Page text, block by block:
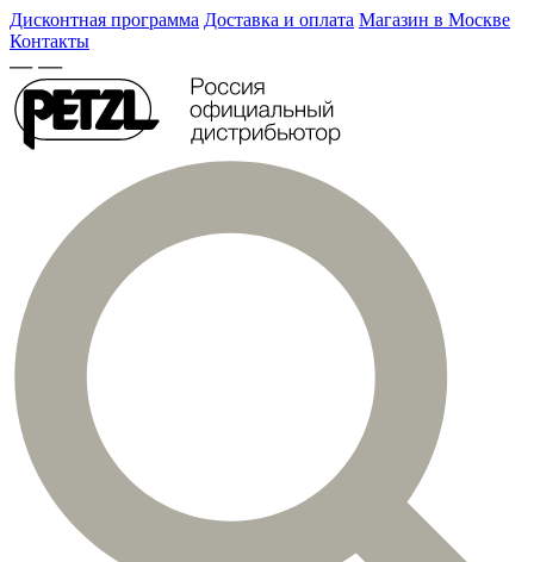
Дисконтная программа Доставка и оплата Магазин в Москве
Контакты